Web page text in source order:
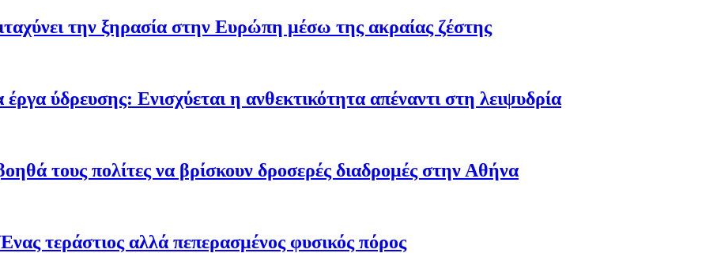
την ξηρασία στην Ευρώπη μέσω της ακραίας ζέστης
ύδρευσης: Ενισχύεται η ανθεκτικότητα απέναντι στη λειψυδρία
τους πολίτες να βρίσκουν δροσερές διαδρομές στην Αθήνα
τεράστιος αλλά πεπερασμένος φυσικός πόρος